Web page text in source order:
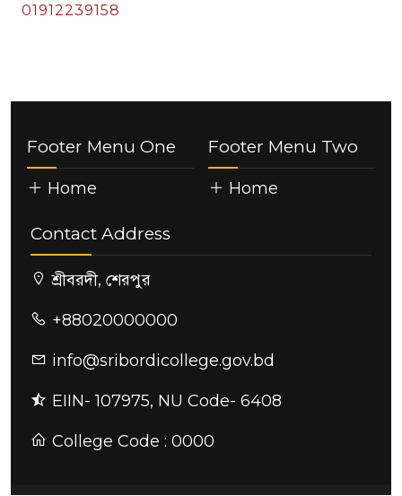
01912239158
Footer Menu One
Home
Footer Menu Two
Home
Contact Address
শ্রীবরদী, শেরপুর
+88020000000
info@sribordicollege.gov.bd
EIIN- 107975, NU Code- 6408
College Code : 0000